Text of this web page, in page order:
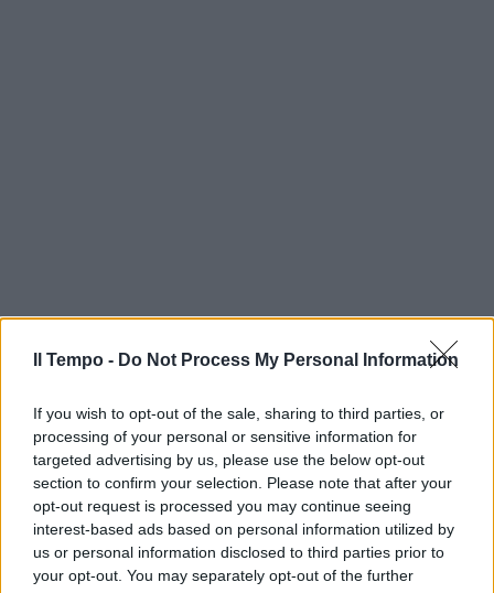
Il Tempo - Do Not Process My Personal Information
If you wish to opt-out of the sale, sharing to third parties, or
processing of your personal or sensitive information for
targeted advertising by us, please use the below opt-out
section to confirm your selection. Please note that after your
opt-out request is processed you may continue seeing
interest-based ads based on personal information utilized by
us or personal information disclosed to third parties prior to
your opt-out. You may separately opt-out of the further